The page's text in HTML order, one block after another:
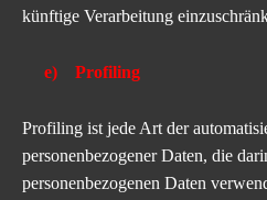
künftige Verarbeitung
e) Profiling
Profiling ist jede Art der
personenbezogener Daten, die
personenbezogenen Daten